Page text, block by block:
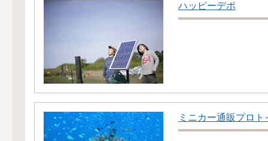
ハッピーデポ
ミニカー通販プロト